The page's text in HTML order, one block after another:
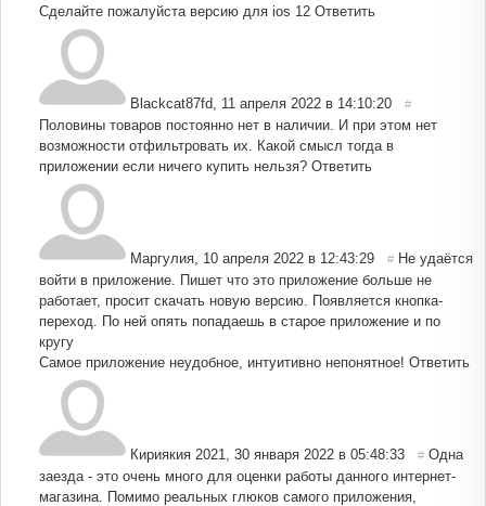
Сделайте пожалуйста версию для ios 12 Ответить
Blackcat87fd 11 апреля 2022 в 14:10:20 #
Половины товаров постоянно нет в наличии. И при этом нет
возможности отфильтровать их. Какой смысл тогда в
приложении если ничего купить нельзя? Ответить
Маргулия 10 апреля 2022 в 12:43:29 # Не удаётся
войти в приложение. Пишет что это приложение больше не
работает, просит скачать новую версию. Появляется кнопка-
переход. По ней опять попадаешь в старое приложение и по
кругу
Самое приложение неудобное, интуитивно непонятное! Ответить
Кириякия 2021 30 января 2022 в 05:48:33 # Одна
заезда - это очень много для оценки работы данного интернет-
магазина. Помимо реальных глюков самого приложения,